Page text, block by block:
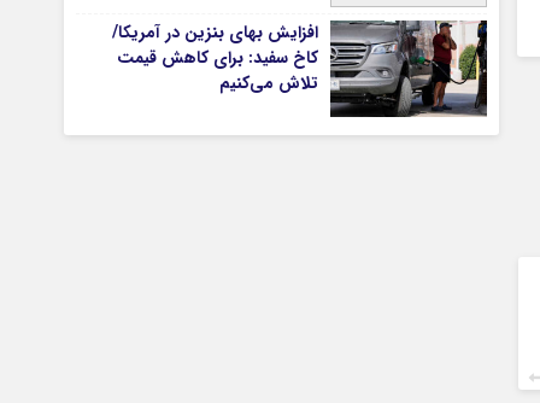
افزایش بهای بنزین در آمریکا/
کاخ سفید: برای کاهش قیمت
تلاش می‌کنیم